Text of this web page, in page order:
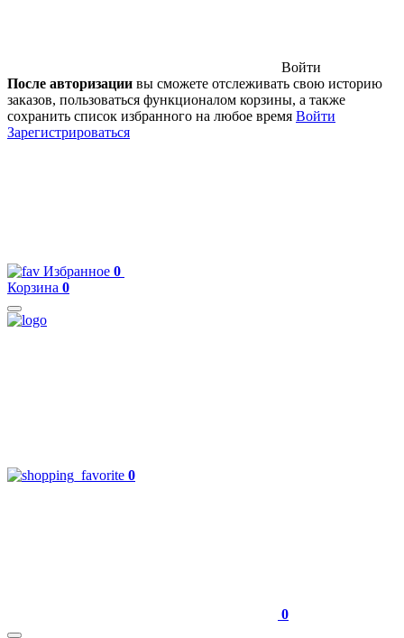
Войти
После авторизации вы сможете отслеживать свою историю
заказов, пользоваться функционалом корзины, а также
сохранить список избранного на любое время Войти
Зарегистрироваться
Избранное 0
Корзина 0
0
0